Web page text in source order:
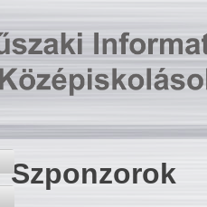
Szponzorok